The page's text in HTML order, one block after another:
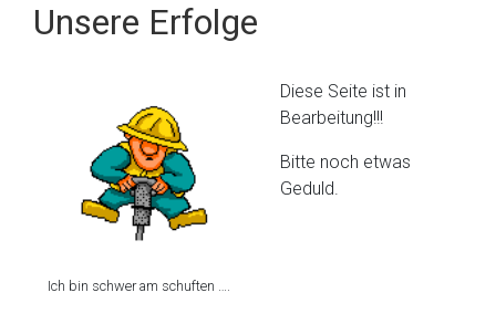
Unsere Erfolge
Ich bin schwer am schuften ….
Diese Seite ist in
Bearbeitung!!!
Bitte noch etwas
Geduld.